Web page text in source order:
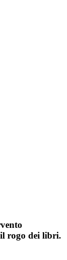
rogo dei libri.